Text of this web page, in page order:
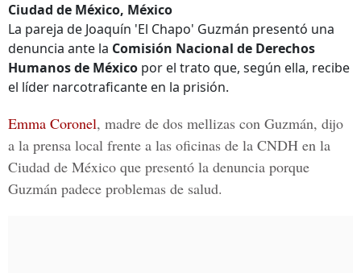
Ciudad de México, México
La pareja de Joaquín 'El Chapo' Guzmán presentó una
denuncia ante la Comisión Nacional de Derechos
Humanos de México por el trato que, según ella, recibe
el líder narcotraficante en la prisión.
Emma Coronel, madre de dos mellizas con Guzmán, dijo
a la prensa local frente a las oficinas de la CNDH en la
Ciudad de México que presentó la denuncia porque
Guzmán padece problemas de salud.